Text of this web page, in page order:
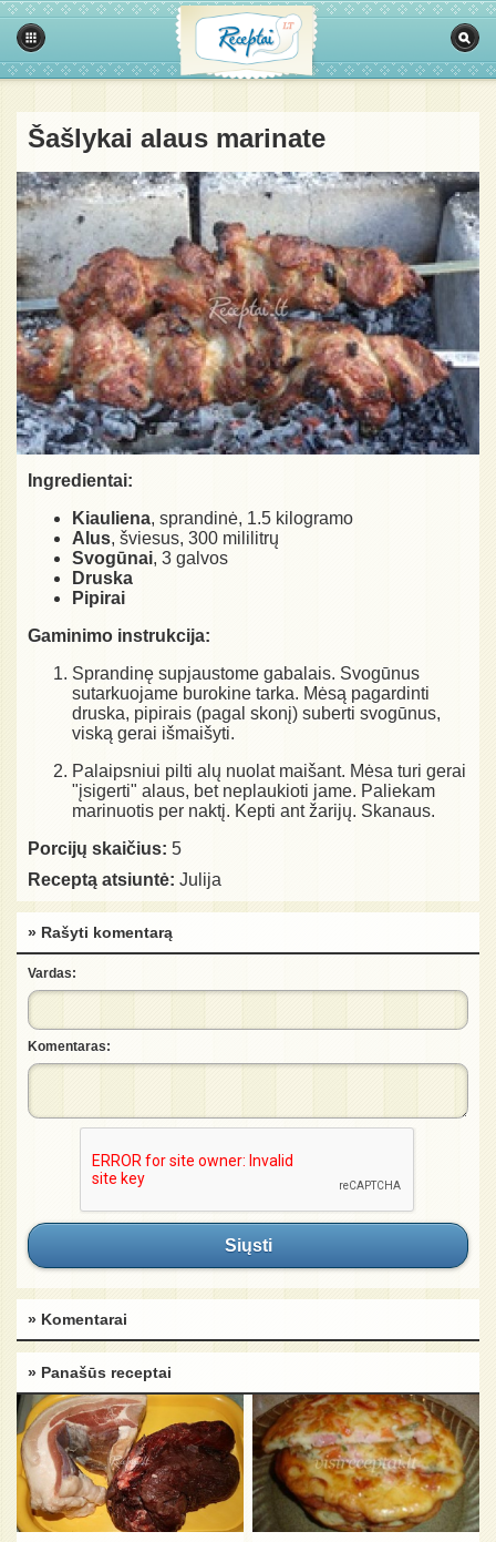
Šašlykai alaus marinate
Ingredientai:
Kiauliena, sprandinė, 1.5 kilogramo
Alus, šviesus, 300 mililitrų
Svogūnai, 3 galvos
Druska
Pipirai
Gaminimo instrukcija:
Sprandinę supjaustome gabalais. Svogūnus
sutarkuojame burokine tarka. Mėsą pagardinti
druska, pipirais (pagal skonį) suberti svogūnus,
viską gerai išmaišyti.
Palaipsniui pilti alų nuolat maišant. Mėsa turi gerai
"įsigerti" alaus, bet neplaukioti jame. Paliekam
marinuotis per naktį. Kepti ant žarijų. Skanaus.
Porcijų skaičius: 5
Receptą atsiuntė: Julija
» Rašyti komentarą
Vardas:
Komentaras:
Siųsti
» Komentarai
» Panašūs receptai